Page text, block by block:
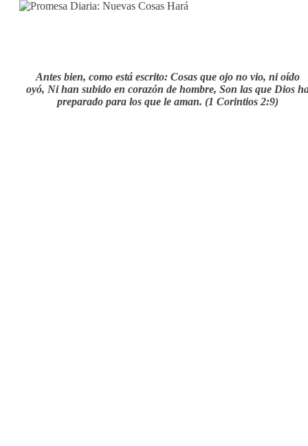
Antes bien, como está escrito: Cosas que ojo no vio, ni oído
oyó, Ni han subido en corazón de hombre, Son las que Dios
preparado para los que le aman. (1 Corintios 2:9)